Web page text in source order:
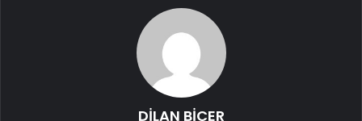
DİLAN BİÇER